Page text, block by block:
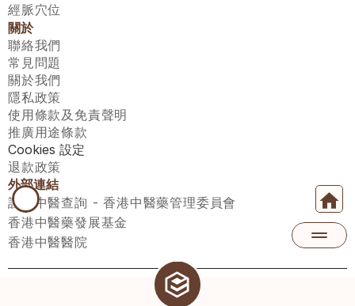
經脈穴位
關於
聯絡我們
常見問題
關於我們
隱私政策
使用條款及免責聲明
推廣用途條款
Cookies 設定
退款政策
外部連結
註冊中醫查詢 - 香港中醫藥管理委員會
香港中醫藥發展基金
香港中醫醫院
醫師匯有限公司 ECWAY LIMITED Copyright 2026© All rights